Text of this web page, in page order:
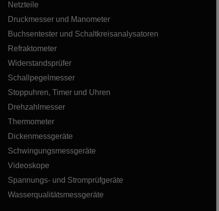
Netzteile
Druckmesser und Manometer
Buchsentester und Schaltkreisanalysatoren
Refraktometer
Widerstandsprüfer
Schallpegelmesser
Stoppuhren, Timer und Uhren
Drehzahlmesser
Thermometer
Dickenmessgeräte
Schwingungsmessgeräte
Videoskope
Spannungs- und Stromprüfgeräte
Wasserqualitätsmessgeräte